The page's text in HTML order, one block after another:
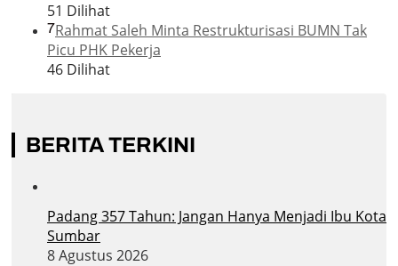
51 Dilihat
7Rahmat Saleh Minta Restrukturisasi BUMN Tak
Picu PHK Pekerja
46 Dilihat
BERITA TERKINI
Padang 357 Tahun: Jangan Hanya Menjadi Ibu Kota
Sumbar
8 Agustus 2026